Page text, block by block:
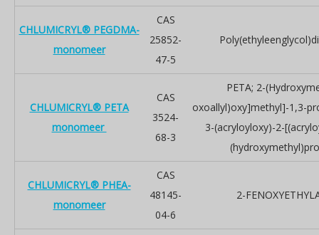
CHLUMICRYL® PEGDMA-
monomeer
CAS
25852-
47-5
CHLUMICRYL® PETA
monomeer
CAS
3524-
68-3
PETA; 2-
oxoallyl)oxy]methyl]-1,3-
3-(acryloyloxy)-2-
CHLUMICRYL® PHEA-
monomeer
CAS
48145-
04-6
2-